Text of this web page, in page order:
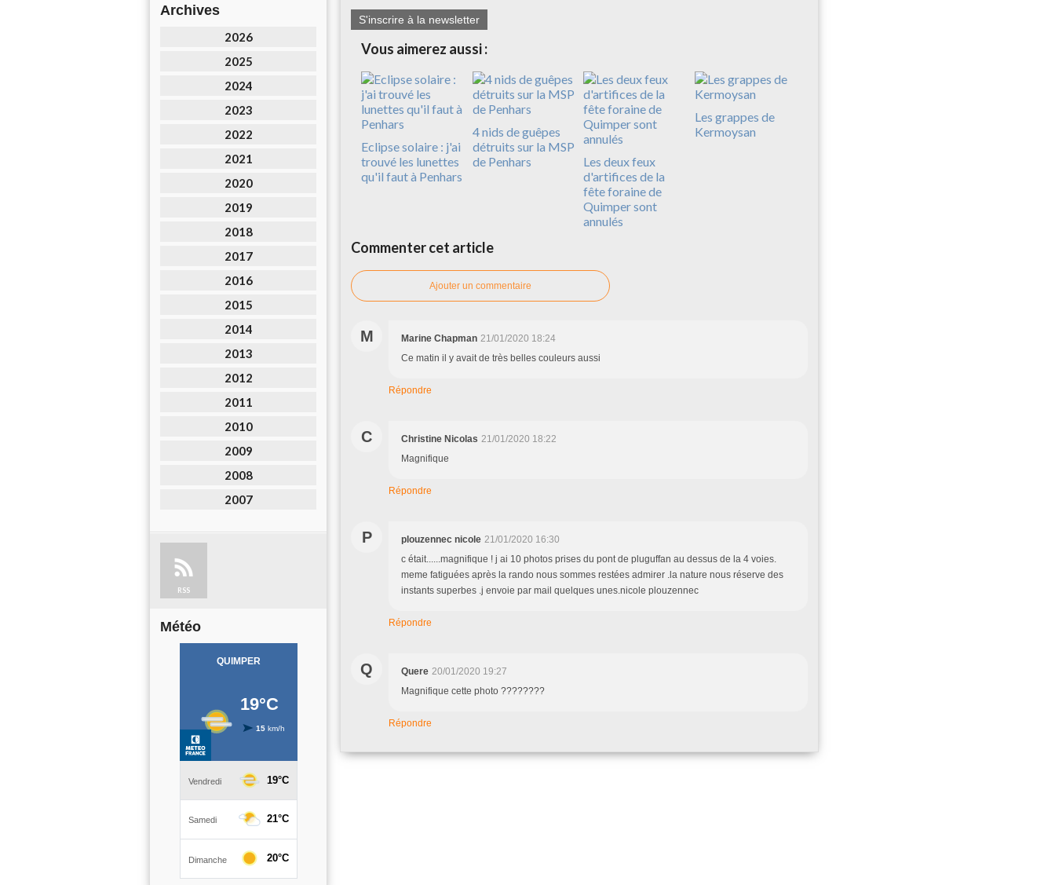
Archives
2026
2025
2024
2023
2022
2021
2020
2019
2018
2017
2016
2015
2014
2013
2012
2011
2010
2009
2008
2007
RSS
Météo
S'inscrire à la newsletter
Vous aimerez aussi :
Eclipse solaire : j'ai
trouvé les lunettes
qu'il faut à Penhars
4 nids de guêpes
détruits sur la MSP
de Penhars
Les deux feux
d'artifices de la
fête foraine de
Quimper sont
annulés
Les grappes de
Kermoysan
Commenter cet article
Ajouter un commentaire
M Marine Chapman 21/01/2020 18:24
Ce matin il y avait de très belles couleurs aussi
Répondre
C Christine Nicolas 21/01/2020 18:22
Magnifique
Répondre
P plouzennec nicole 21/01/2020 16:30
c était......magnifique ! j ai 10 photos prises du pont de pluguffan au dessus de la 4 voies.
meme fatiguées après la rando nous sommes restées admirer .la nature nous réserve des
instants superbes .j envoie par mail quelques unes.nicole plouzennec
Répondre
Q Quere 20/01/2020 19:27
Magnifique cette photo ????????
Répondre